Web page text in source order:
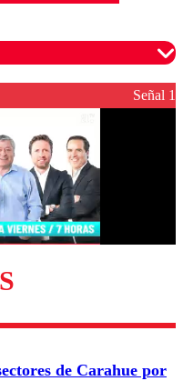
para garantizar un
Enviar comentario
Señal 1
de Carahue por